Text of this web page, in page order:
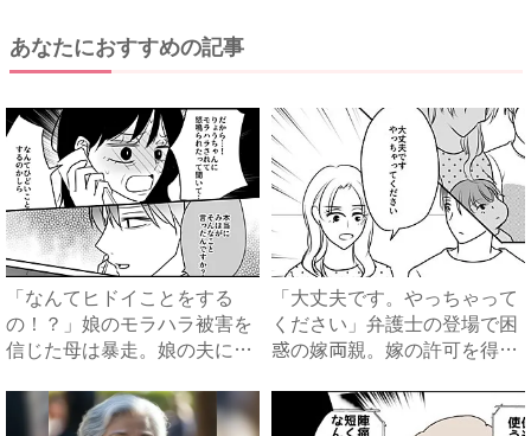
あなたにおすすめの記事
「なんてヒドイことをする
の！？」娘のモラハラ被害を
信じた母は暴走。娘の夫に電
「大丈夫です。やっちゃって
ください」弁護士の登場で困
惑の嫁両親。嫁の許可を得た